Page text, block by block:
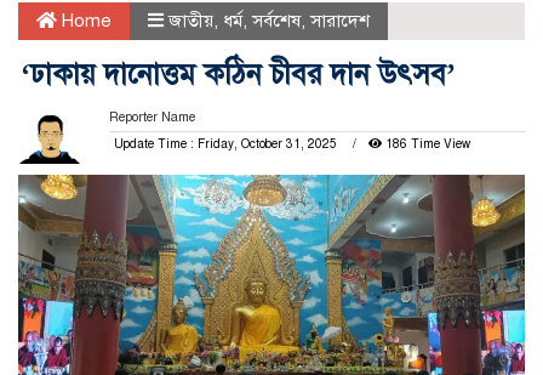
Home জাতীয়, ধর্ম,সর্বশেষ,সারাদেশ
‘ঢাকায় দানোত্তম কঠিন চীবর দান উৎসব’
Reporter Name
Update Time : Friday, October 31, 2025
186 Time View